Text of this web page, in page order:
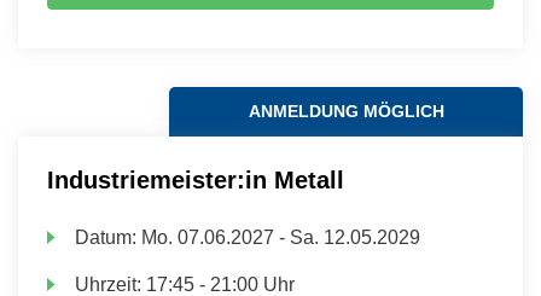
ANMELDUNG MÖGLICH
Industriemeister:in Metall
Datum: Mo. 07.06.2027 - Sa. 12.05.2029
Uhrzeit: 17:45 - 21:00 Uhr